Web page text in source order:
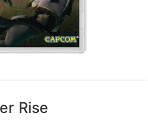
Rise